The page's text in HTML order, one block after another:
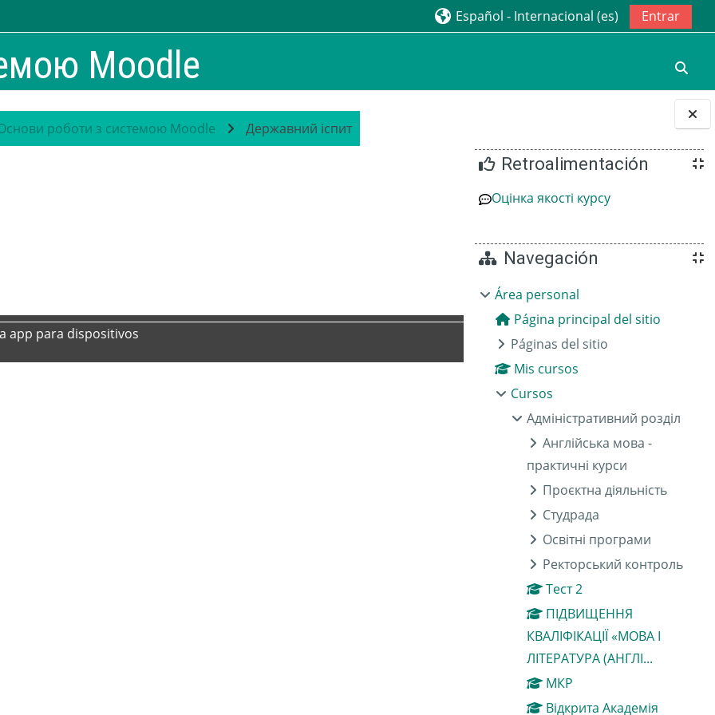
Bloques
Retroalimentación
Оцінка якості курсу
Navegación
Área personal
Página principal del sitio
Páginas del sitio
Mis cursos
Cursos
Адміністративний розділ
Англійська мова -
практичні курси
Проєктна діяльність
Студрада
Освітні програми
Ректорський контроль
Тест 2
ПІДВИЩЕННЯ
КВАЛІФІКАЦІЇ «МОВА І
ЛІТЕРАТУРА (АНГЛІ...
МКР
Відкрита Академія
Español - Internacional ‎(es)‎ Entrar
Moodle
роботи з системою Moodle Державний іспит
app para dispositivos